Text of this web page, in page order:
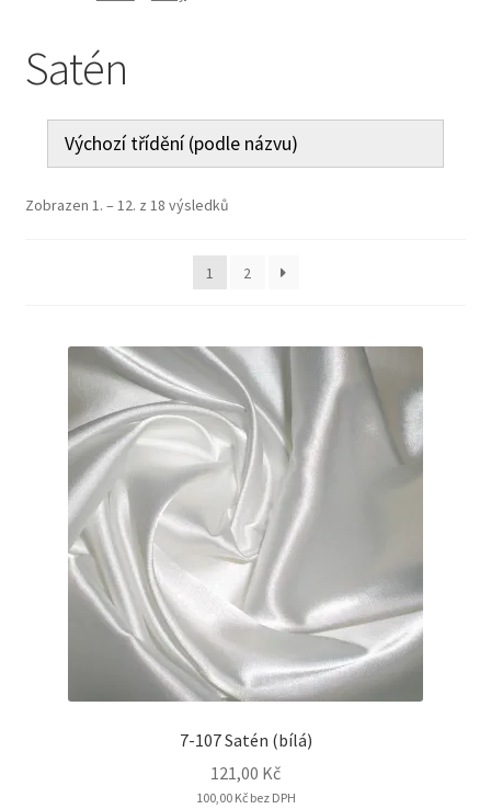
Jak nakupovat
Aktuality
Kontakt
Satén
Zobrazen 1. – 12. z 18 výsledků
1 2
7-107 Satén (bílá)
121,00 Kč
100,00 Kčbez DPH